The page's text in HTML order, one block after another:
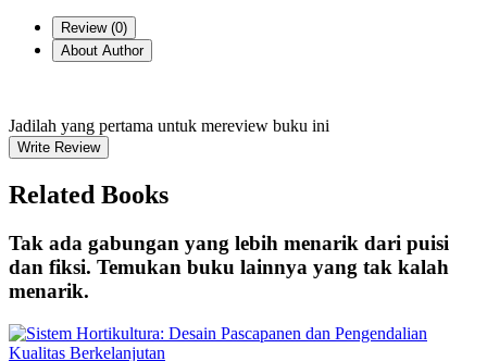
Review (0)
About Author
Jadilah yang pertama untuk mereview buku ini
Write Review
Related Books
Tak ada gabungan yang lebih menarik dari puisi
dan fiksi. Temukan buku lainnya yang tak kalah
menarik.